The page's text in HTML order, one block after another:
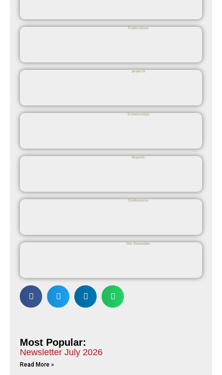
Publications
projects
Scholarships
Reports
Conferences
Our Newsletter
Most Popular:
Newsletter July 2026
Read More »